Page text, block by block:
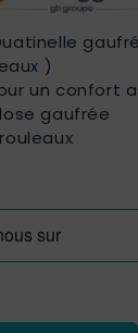
)
un confort
gaufrée